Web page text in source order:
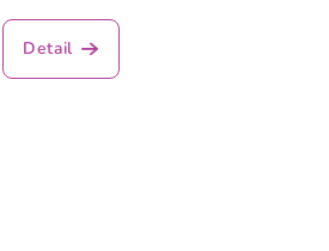
Detail